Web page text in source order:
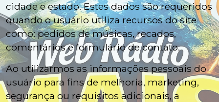
cidade e estado. Estes dados são requeridos
quando o usuário utiliza recursos do site
como: pedidos de músicas, recados,
comentários e formulário de contato.
Ao utilizarmos as informações pessoais do
usuário para fins de melhoria, marketing,
segurança ou requisitos adicionais, a